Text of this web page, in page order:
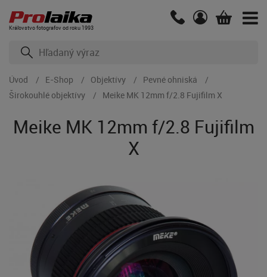
Kráľovstvo fotografov od roku 1993
Úvod E-Shop Objektívy
Pevné ohniská
Širokouhlé objektívy
Meike MK 12mm f/2.8 Fujifilm X
Meike MK 12mm f/2.8 Fujifilm
X